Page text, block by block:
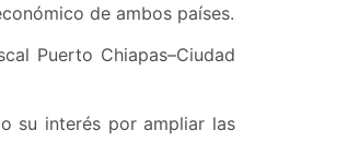
de ambos países.
Puerto Chiapas–Ciudad
su interés por ampliar las